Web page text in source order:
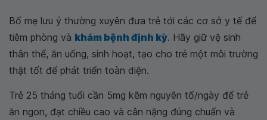
Bố mẹ lưu ý thường xuyên đưa trẻ tới các cơ sở y tế để
tiêm phòng và khám bệnh định kỳ. Hãy giữ vệ sinh
thân thể, ăn uống, sinh hoạt, tạo cho trẻ một môi trường
thật tốt để phát triển toàn diện.
Trẻ 25 tháng tuổi cần 5mg kẽm nguyên tố/ngày để trẻ
ăn ngon, đạt chiều cao và cân nặng đúng chuẩn và